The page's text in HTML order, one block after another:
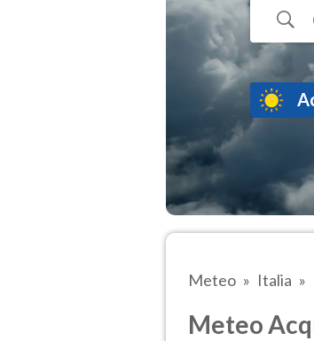
Meteo Italia
Meteo